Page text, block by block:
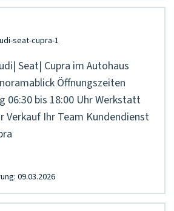
Seat| Cupra im Autohaus
Öffnungszeiten
06:30 bis 18:00 Uhr Werkstatt
Verkauf Ihr Team Kundendienst
09.03.2026